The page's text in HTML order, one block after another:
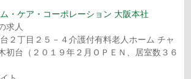
・ケア・コーポレーション 大阪本社
求人
２丁目２５－４介護付有料老人ホーム チャ
初台（２０１９年２月ＯＰＥＮ、居室数３６